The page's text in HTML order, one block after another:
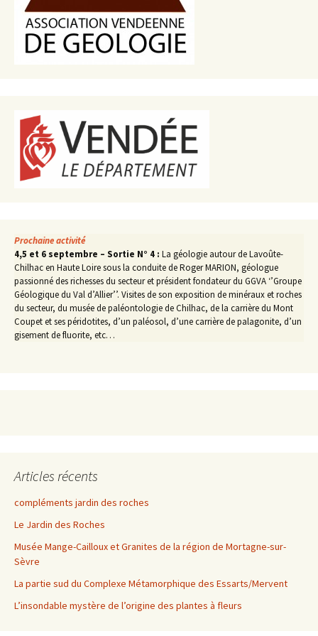
Prochaine activité
4,5 et 6 septembre – Sortie N° 4 : La géologie autour de Lavoûte-
Chilhac en Haute Loire sous la conduite de Roger MARION, géologue
passionné des richesses du secteur et président fondateur du GGVA ‘’Groupe
Géologique du Val d’Allier’’. Visites de son exposition de minéraux et roches
du secteur, du musée de paléontologie de Chilhac, de la carrière du Mont
Coupet et ses péridotites, d’un paléosol, d’une carrière de palagonite, d’un
gisement de fluorite, etc…
Articles récents
compléments jardin des roches
Le Jardin des Roches
Musée Mange-Cailloux et Granites de la région de Mortagne-sur-
Sèvre
La partie sud du Complexe Métamorphique des Essarts/Mervent
L’insondable mystère de l’origine des plantes à fleurs